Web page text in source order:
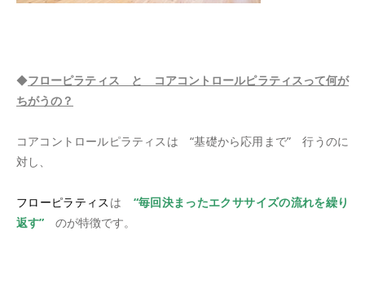
◆フローピラティス と コアコントロールピラティスって何が
ちがうの？
コアコントロールピラティスは “基礎から応用まで” 行うのに
対し、
フローピラティス は “毎回決まったエクササイズの流れを繰り
返す” のが特徴です。